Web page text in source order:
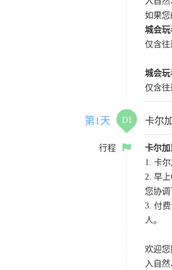
如果您
城会
仅含往
城会
仅含往
第1天 D1 卡尔
行程
卡尔加
1. 卡
2. 早
您协调
3. 付
人。
欢迎
入自